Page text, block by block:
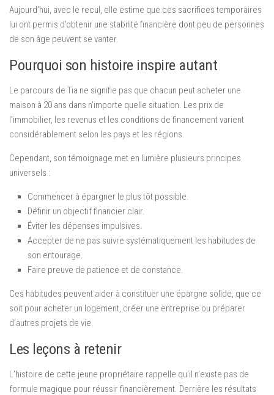
Aujourd’hui, avec le recul, elle estime que ces sacrifices temporaires
lui ont permis d’obtenir une stabilité financière dont peu de personnes
de son âge peuvent se vanter.
Pourquoi son histoire inspire autant
Le parcours de Tia ne signifie pas que chacun peut acheter une
maison à 20 ans dans n’importe quelle situation. Les prix de
l’immobilier, les revenus et les conditions de financement varient
considérablement selon les pays et les régions.
Cependant, son témoignage met en lumière plusieurs principes
universels :
Commencer à épargner le plus tôt possible.
Définir un objectif financier clair.
Éviter les dépenses impulsives.
Accepter de ne pas suivre systématiquement les habitudes de
son entourage.
Faire preuve de patience et de constance.
Ces habitudes peuvent aider à constituer une épargne solide, que ce
soit pour acheter un logement, créer une entreprise ou préparer
d’autres projets de vie.
Les leçons à retenir
L’histoire de cette jeune propriétaire rappelle qu’il n’existe pas de
formule magique pour réussir financièrement. Derrière les résultats